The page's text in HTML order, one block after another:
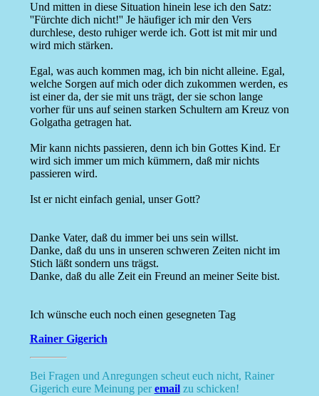
Und mitten in diese Situation hinein lese ich den Satz:
''Fürchte dich nicht!'' Je häufiger ich mir den Vers
durchlese, desto ruhiger werde ich. Gott ist mit mir und
wird mich stärken.
Egal, was auch kommen mag, ich bin nicht alleine. Egal,
welche Sorgen auf mich oder dich zukommen werden, es
ist einer da, der sie mit uns trägt, der sie schon lange
vorher für uns auf seinen starken Schultern am Kreuz von
Golgatha getragen hat.
Mir kann nichts passieren, denn ich bin Gottes Kind. Er
wird sich immer um mich kümmern, daß mir nichts
passieren wird.
Ist er nicht einfach genial, unser Gott?
Danke Vater, daß du immer bei uns sein willst.
Danke, daß du uns in unseren schweren Zeiten nicht im
Stich läßt sondern uns trägst.
Danke, daß du alle Zeit ein Freund an meiner Seite bist.
Ich wünsche euch noch einen gesegneten Tag
Rainer Gigerich
Bei Fragen und Anregungen scheut euch nicht, Rainer
Gigerich eure Meinung peremailzu schicken!